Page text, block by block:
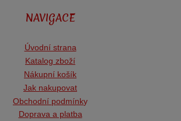
NAVIGACE
Úvodní strana
Katalog zboží
Nákupní košík
Jak nakupovat
Obchodní podmínky
Doprava a platba